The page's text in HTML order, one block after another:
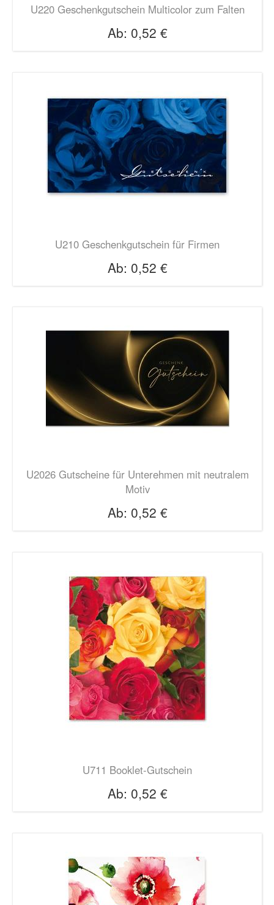
U220 Geschenkgutschein Multicolor zum Falten
Ab: 0,52 €
U210 Geschenkgutschein für Firmen
Ab: 0,52 €
U2026 Gutscheine für Unterehmen mit neutralem
Motiv
Ab: 0,52 €
U711 Booklet-Gutschein
Ab: 0,52 €